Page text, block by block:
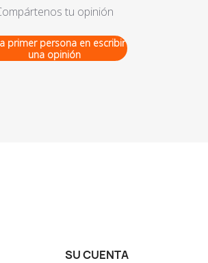
tu opinión
primer persona en escribir
una opinión
SU CUENTA